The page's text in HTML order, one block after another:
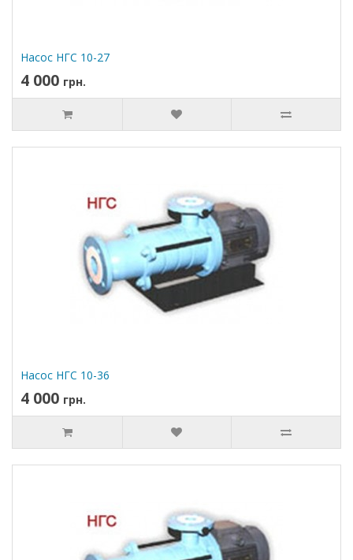
Насос НГС 10-27
4 000 грн.
Насос НГС 10-36
4 000 грн.